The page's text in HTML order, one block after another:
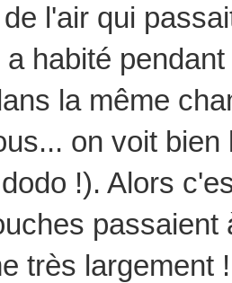
l'air qui
habité
la même
on voit
!). Alors
très largement